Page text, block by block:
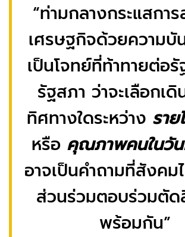
“ท่ามกลางกระแสกา
เศรษฐกิจด้วยความบั
เป็นโจทย์ที่ท้าทายต่อรั
รัฐสภา ว่าจะเลือกเดิ
ทิศทางใดระหว่าง รา
หรือ คุณภาพคนในวั
อาจเป็นคำถามที่สังคม
ส่วนร่วมตอบร่วมตัด
พร้อมกัน”